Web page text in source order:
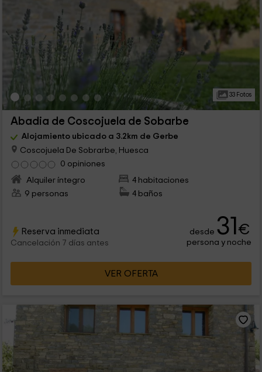
33 Fotos
Abadia de Coscojuela de Sobarbe
Alojamiento ubicado a 3.2km de Gerbe
Coscojuela De Sobrarbe, Huesca
0 opiniones
Alquiler íntegro
4 habitaciones
9 personas
4 baños
Reserva inmediata
Cancelación 7 días antes
desde 31€
persona y noche
VER OFERTA